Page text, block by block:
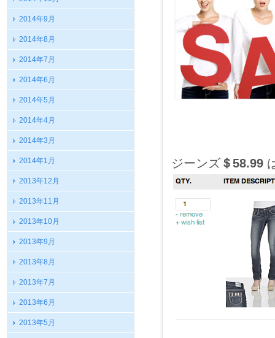
2014年9月
2014年8月
2014年7月
2014年6月
2014年5月
2014年4月
2014年3月
2014年1月
2013年12月
2013年11月
2013年10月
2013年9月
2013年8月
2013年7月
2013年6月
2013年5月
ジーンズ＄58.99